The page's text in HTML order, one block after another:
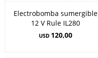
Electrobomba sumergible
12 V Rule IL280
USD 120,00